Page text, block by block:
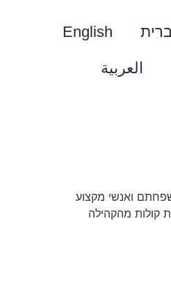
English
العربية
ואנשי מקצוע
קולות מהקהילה